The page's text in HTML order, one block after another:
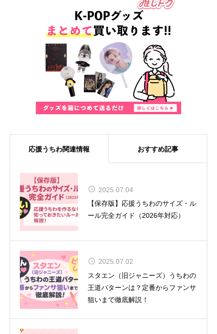
応援うちわ関連情報 おすすめ記事
2025.07.04
【保存版】応援うちわのサイズ・ル
ール完全ガイド（2026年対応）
2025.07.02
スタエン（旧ジャニーズ）うちわの
王道パターンは？定番からファンサ
狙いまで徹底解説！
MUSE、8年ぶりの来日が決定！大
阪では『SONIC EXPO 2025』のヘ
ッドライナーとして特別公演を実施
舞台『呪術廻戦』-懐玉・玉折- 全キ
ャスト＆ビジュアル解禁！